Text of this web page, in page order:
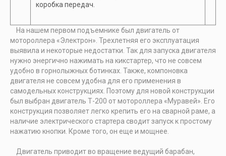
коробка передач.
На нашем первом подъемнике был двигатель от
мотороллера «Электрон». Трехлетняя его эксплуатация
выявила и некоторые недостатки. Так для запуска двигателя
нужно энергично нажимать на кикстартер, что не совсем
удобно в горнолыжных ботинках. Также, компоновка
двигателя не совсем удобна для его применения в
самодельных конструкциях. Поэтому для новой конструкции
был выбран двигатель Т-200 от мотороллера «Муравей». Его
конструкция позволяет легко крепить его на сварной раме, а
наличие электрического стартера сводит запуск к простому
нажатию кнопки. Кроме того, он еще и мощнее.
Двигатель приводит во вращение ведущий барабан,